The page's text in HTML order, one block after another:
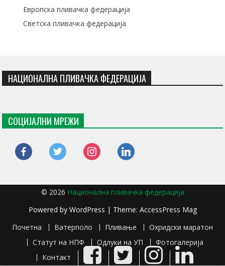
Европска пливачка федерација
Светска пливачка федерација
НАЦИОНАЛНА ПЛИВАЧКА ФЕДЕРАЦИЈА
СОЦИЈАЛНИ МРЕЖИ
facebook twitter instagram linkedin
© 2026 Национална пливачка федерација
Powered by WordPress | Theme: AccessPress Mag
Почетна
Ватерполо Пливање
Охридски маратон
Статут на НПФ
Одлуки на УП
Фотогалерија
Контакт
Facebook Twitter InstagramLinkedIn